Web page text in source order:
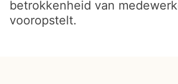
betrokkenheid van
vooropstelt.